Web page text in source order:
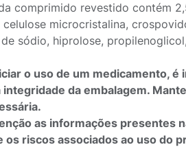
comprimido revestido contém
celulose microcristalina,
sódio, hiprolose,
o uso de um medicamento,
integridade da embalagem.
as informações presentes
os riscos associados ao uso do